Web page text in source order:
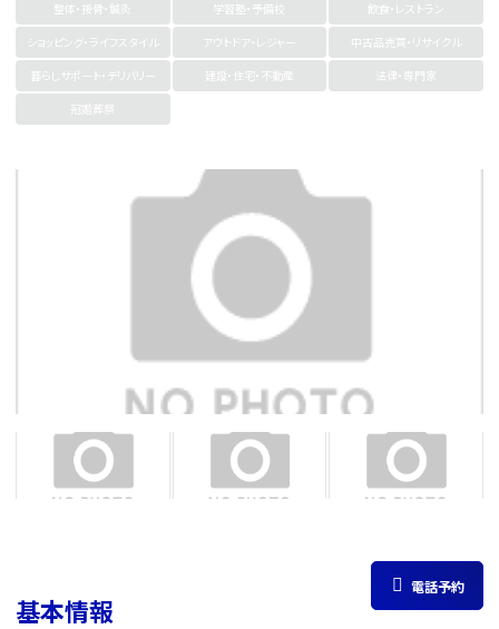
整体・接骨・鍼灸 学習塾・予備校
飲食・レストラン
ショッピング・ライフスタイル
アウトドア・レジャー
中古品売買・リサイクル
暮らしサポート・デリバリー
建設・住宅・不動産
法律・専門家
冠婚葬祭
電話予約
基本情報